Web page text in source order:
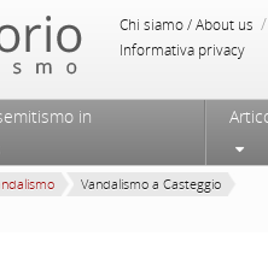
Chi siamo / About us /
Informativa privacy
in
Vandalismo a Casteggio